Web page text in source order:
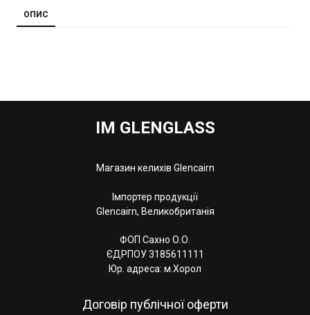
ОПИС
IM GLENGLASS
Магазин келихів Glencairn
Імпортер продукції
Glencairn, Великобританія
ФОП Сахно О.О.
ЄДРПОУ 3185611111
Юр. адреса: м.Хорол
Договір публічної оферти